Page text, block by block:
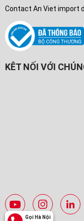
Contact An Viet import
KÊT NỐI VỚI
Gọi Hà Nội